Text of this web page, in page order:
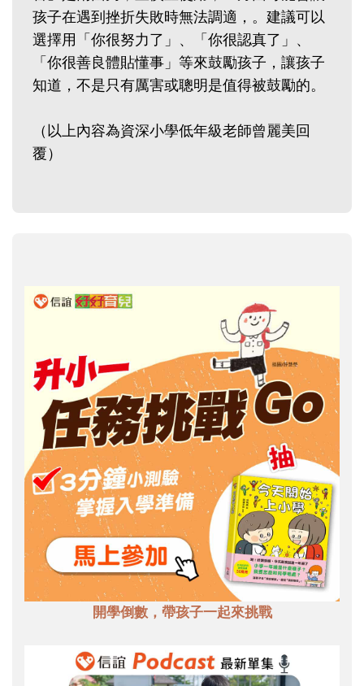
孩子在遇到挫折失敗時無法調適，。建議可以
選擇用「你很努力了」、「你很認真了」、
「你很善良體貼懂事」等來鼓勵孩子，讓孩子
知道，不是只有厲害或聰明是值得被鼓勵的。
（以上內容為資深小學低年級老師曾麗美回
覆）
開學倒數，帶孩子一起來挑戰